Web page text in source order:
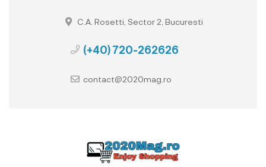
C.A. Rosetti, Sector 2, Bucuresti
(+40) 720-262626
contact@2020mag.ro